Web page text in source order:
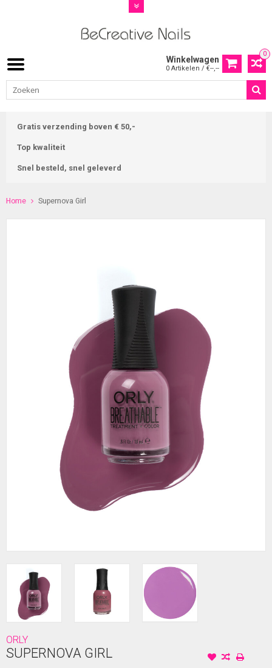
0
Winkelwagen
0 Artikelen / €--,--
Gratis verzending boven € 50,-
Top kwaliteit
Snel besteld, snel geleverd
Home Supernova Girl
ORLY
SUPERNOVA GIRL